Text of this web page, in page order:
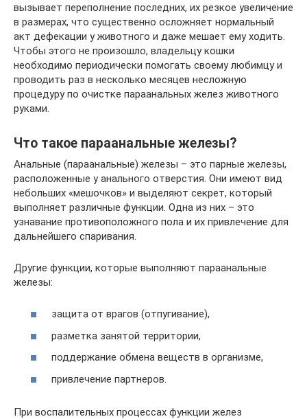
вызывает переполнение последних, их резкое увеличение
в размерах, что существенно осложняет нормальный
акт дефекации у животного и даже мешает ему ходить.
Чтобы этого не произошло, владельцу кошки
необходимо периодически помогать своему любимцу и
проводить раз в несколько месяцев несложную
процедуру по очистке параанальных желез животного
руками.
Что такое параанальные железы?
Анальные (параанальные) железы – это парные железы,
расположенные у анального отверстия. Они имеют вид
небольших «мешочков» и выделяют секрет, который
выполняет различные функции. Одна из них – это
узнавание противоположного пола и их привлечение для
дальнейшего спаривания.
Другие функции, которые выполняют параанальные
железы:
защита от врагов (отпугивание),
разметка занятой территории,
поддержание обмена веществ в организме,
привлечение партнеров.
При воспалительных процессах функции желез